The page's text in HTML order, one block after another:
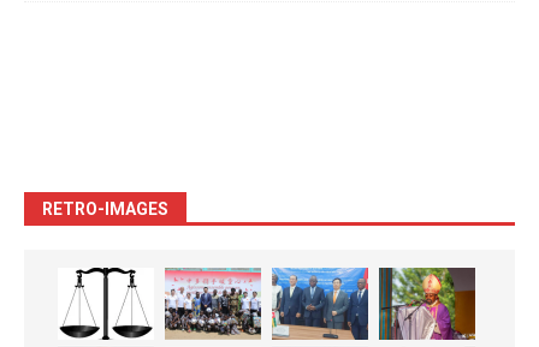
RETRO-IMAGES